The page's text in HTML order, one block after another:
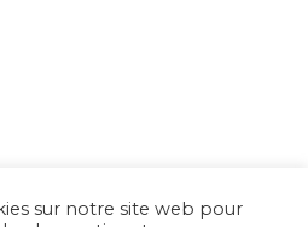
sur notre site web pour